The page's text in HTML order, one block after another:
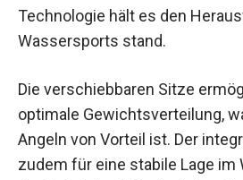
Materialien und der modernen
es den Herausforderungen des
Die verschiebbaren Sitze
optimale Gewichtsverteilung,
beim Angeln von Vorteil ist.